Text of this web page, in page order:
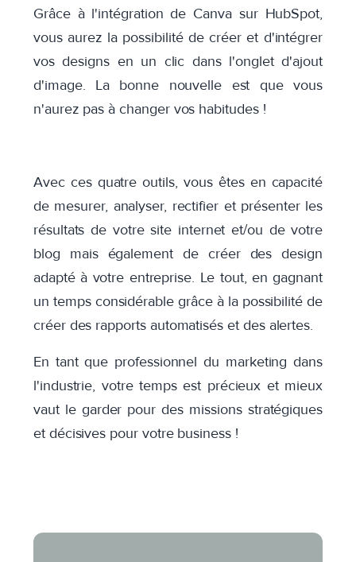
Grâce à l'intégration de Canva sur HubSpot,
vous aurez la possibilité de créer et d'intégrer
vos designs en un clic dans l'onglet d'ajout
d'image. La bonne nouvelle est que vous
n'aurez pas à changer vos habitudes !
Avec ces quatre outils, vous êtes en capacité
de mesurer, analyser, rectifier et présenter les
résultats de votre site internet et/ou de votre
blog mais également de créer des design
adapté à votre entreprise. Le tout, en gagnant
un temps considérable grâce à la possibilité de
créer des rapports automatisés et des alertes.
En tant que professionnel du marketing dans
l'industrie, votre temps est précieux et mieux
vaut le garder pour des missions stratégiques
et décisives pour votre business !